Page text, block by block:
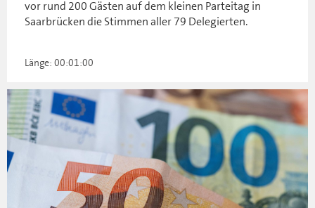
vor rund 200 Gästen auf dem kleinen Parteitag in
Saarbrücken die Stimmen aller 79 Delegierten.
Länge: 00:01:00